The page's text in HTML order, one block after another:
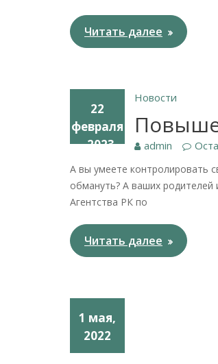
Читать далее
22
февраля
, 2023
Новости
admin
А вы умеете контролировать
обмануть? А ваших
Агентства РК по
Читать далее
1 мая,
2022